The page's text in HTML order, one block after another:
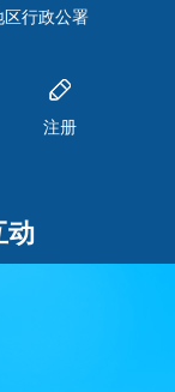
区行政公署
关于莎车县2026-
注册
动